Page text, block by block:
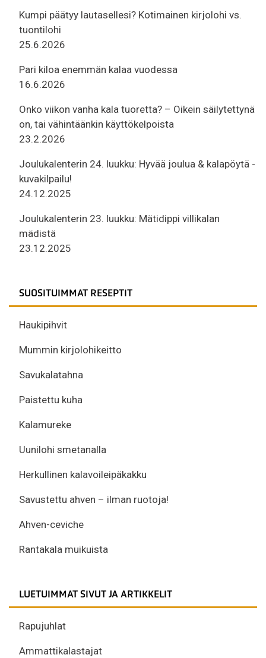
Kumpi päätyy lautasellesi? Kotimainen kirjolohi vs.
tuontilohi
25.6.2026
Pari kiloa enemmän kalaa vuodessa
16.6.2026
Onko viikon vanha kala tuoretta? – Oikein säilytettynä
on, tai vähintäänkin käyttökelpoista
23.2.2026
Joulukalenterin 24. luukku: Hyvää joulua & kalapöytä -
kuvakilpailu!
24.12.2025
Joulukalenterin 23. luukku: Mätidippi villikalan
mädistä
23.12.2025
SUOSITUIMMAT RESEPTIT
Haukipihvit
Mummin kirjolohikeitto
Savukalatahna
Paistettu kuha
Kalamureke
Uunilohi smetanalla
Herkullinen kalavoileipäkakku
Savustettu ahven – ilman ruotoja!
Ahven-ceviche
Rantakala muikuista
LUETUIMMAT SIVUT JA ARTIKKELIT
Rapujuhlat
Ammattikalastajat